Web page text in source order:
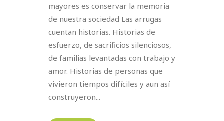
mayores es conservar la memoria
de nuestra sociedad Las arrugas
cuentan historias. Historias de
esfuerzo, de sacrificios silenciosos,
de familias levantadas con trabajo y
amor. Historias de personas que
vivieron tiempos difíciles y aun así
construyeron...